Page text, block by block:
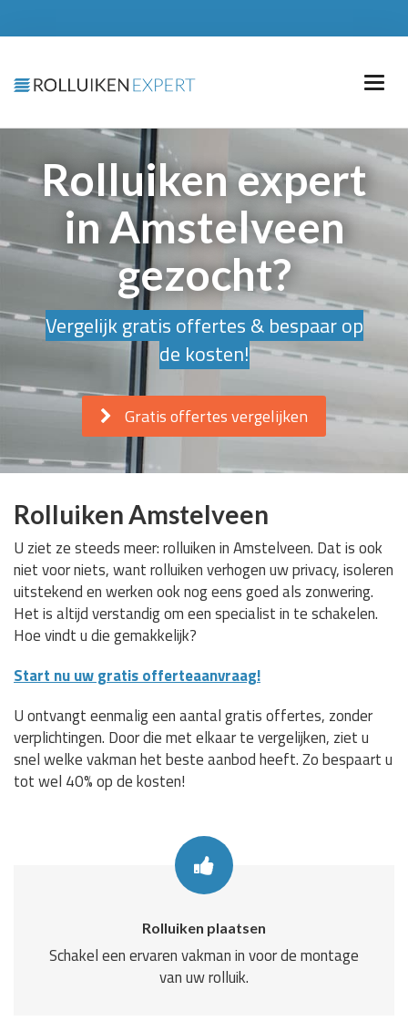
Rolluiken expert
in Amstelveen
gezocht?
Vergelijk gratis offertes & bespaar op
de kosten!
Gratis offertes vergelijken
Rolluiken Amstelveen
U ziet ze steeds meer: rolluiken in Amstelveen. Dat is ook
niet voor niets, want rolluiken verhogen uw privacy, isoleren
uitstekend en werken ook nog eens goed als zonwering.
Het is altijd verstandig om een specialist in te schakelen.
Hoe vindt u die gemakkelijk?
Start nu uw gratis offerteaanvraag!
U ontvangt eenmalig een aantal gratis offertes, zonder
verplichtingen. Door die met elkaar te vergelijken, ziet u
snel welke vakman het beste aanbod heeft. Zo bespaart u
tot wel 40% op de kosten!
Rolluiken plaatsen
Schakel een ervaren vakman in voor de montage
van uw rolluik.